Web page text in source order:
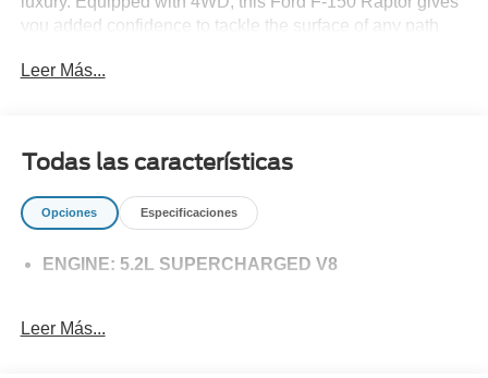
you added confidence to tackle the surface of any path
everything you have always wanted in a car -- Quality,
Leer Más...
Todas las características
Opciones Especificaciones
ENGINE: 5.2L SUPERCHARGED V8
Leer Más...